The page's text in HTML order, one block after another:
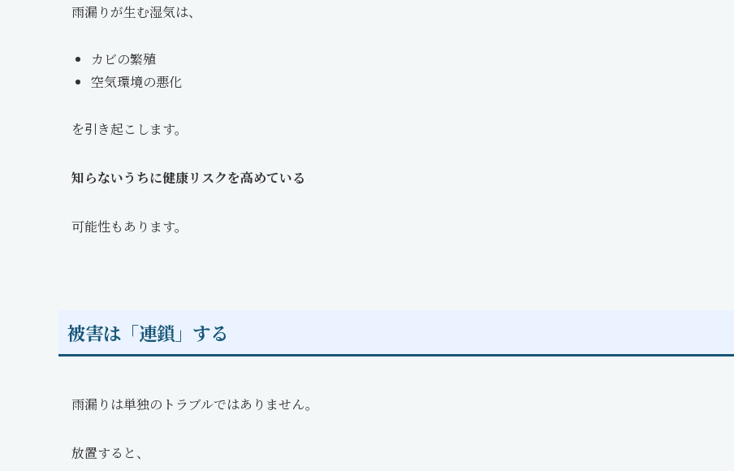
雨漏りが生む湿気は、
カビの繁殖
空気環境の悪化
を引き起こします。
知らないうちに健康リスクを高めている
可能性もあります。
被害は「連鎖」する
雨漏りは単独のトラブルではありません。
放置すると、